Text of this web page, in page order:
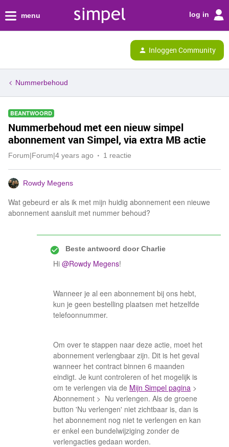
menu log in
Inloggen Community
Nummerbehoud
BEANTWOORD
Nummerbehoud met een nieuw simpel
abonnement van Simpel, via extra MB actie
Forum|Forum|4 years ago 1 reactie
Rowdy Megens
Wat gebeurd er als ik met mijn huidig abonnement een nieuwe
abonnement aansluit met nummer behoud?
Beste antwoord doorCharlie
Hi @Rowdy Megens!
Wanneer je al een abonnement bij ons hebt,
kun je geen bestelling plaatsen met hetzelfde
telefoonnummer.
Om over te stappen naar deze actie, moet het
abonnement verlengbaar zijn. Dit is het geval
wanneer het contract binnen 6 maanden
eindigt. Je kunt controleren of het mogelijk is
om te verlengen via de Mijn Simpel pagina >
Abonnement > Nu verlengen. Als de groene
button 'Nu verlengen' niet zichtbaar is, dan is
het abonnement nog niet te verlengen en kan
er enkel een bundelwijziging zonder de
verlengacties gedaan worden.